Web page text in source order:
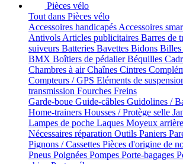
Pièces vélo
Tout dans Pièces vélo
Accessoires handicapés Accessoires
Antivols Articles publicitaires Barres de
suiveurs Batteries Bavettes Bidons Billes
BMX Boîtiers de pédalier Béquilles
Chambres à air Chaînes Cintres
Compteurs / GPS Eléments de
transmission Fourches Freins
Garde-boue Guide-câbles Guidolines /
Home-trainers Housses / Protège selle
Lampes de poche Laques Moyeux arrière
Nécessaires réparation Outils Paniers
Pignons / Cassettes Pièces d'origine de
Pneus Poignées Pompes Porte-bagages